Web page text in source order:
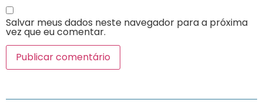
Salvar meus dados neste navegador para a próxima
vez que eu comentar.